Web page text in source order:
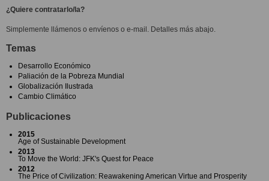
¿Quiere contratarlo/la?
Simplemente llámenos o envíenos o e-mail. Detalles más abajo.
Temas
Desarrollo Económico
Paliación de la Pobreza Mundial
Globalización Ilustrada
Cambio Climático
Publicaciones
2015
Age of Sustainable Development
2013
To Move the World: JFK's Quest for Peace
2012
The Price of Civilization: Reawakening American Virtue and Prosperity